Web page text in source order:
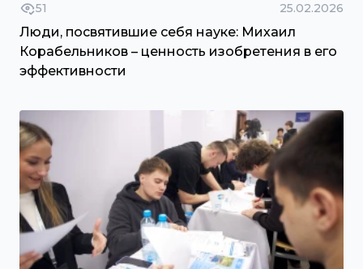
51 25.02.2026
Люди, посвятившие себя науке: Михаил
Корабельников – ценность изобретения в его
эффективности